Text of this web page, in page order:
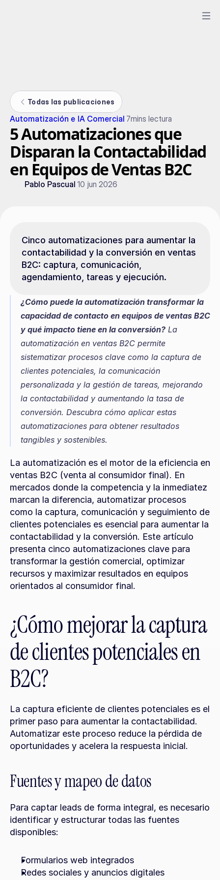
Todas las publicaciones
Automatización e IA Comercial 7mins lectura
5 Automatizaciones que
Disparan la Contactabilidad
en Equipos de Ventas B2C
Pablo Pascual 10 jun 2026
Cinco automatizaciones para aumentar la
contactabilidad y la conversión en ventas
B2C: captura, comunicación,
agendamiento, tareas y ejecución.
¿Cómo puede la automatización transformar la
capacidad de contacto en equipos de ventas B2C
y qué impacto tiene en la conversión? La
automatización en ventas B2C permite
sistematizar procesos clave como la captura de
clientes potenciales, la comunicación
personalizada y la gestión de tareas, mejorando
la contactabilidad y aumentando la tasa de
conversión. Descubra cómo aplicar estas
automatizaciones para obtener resultados
tangibles y sostenibles.
La automatización es el motor de la eficiencia en
ventas B2C (venta al consumidor final). En
mercados donde la competencia y la inmediatez
marcan la diferencia, automatizar procesos
como la captura, comunicación y seguimiento de
clientes potenciales es esencial para aumentar la
contactabilidad y la conversión. Este artículo
presenta cinco automatizaciones clave para
transformar la gestión comercial, optimizar
recursos y maximizar resultados en equipos
orientados al consumidor final.
¿Cómo mejorar la captura
de clientes potenciales en
B2C?
La captura eficiente de clientes potenciales es el
primer paso para aumentar la contactabilidad.
Automatizar este proceso reduce la pérdida de
oportunidades y acelera la respuesta inicial.
Fuentes y mapeo de datos
Para captar leads de forma integral, es necesario
identificar y estructurar todas las fuentes
disponibles:
Formularios web integrados
Redes sociales y anuncios digitales